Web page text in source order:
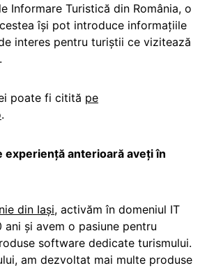
Informare Turistică din România, o
își pot introduce informațiile
interes pentru turiștii ce vizitează
poate fi citită pe
.
experiență anterioară aveți în
din Iași, activăm în domeniul IT
ani și avem o pasiune pentru
software dedicate turismului.
am dezvoltat mai multe produse